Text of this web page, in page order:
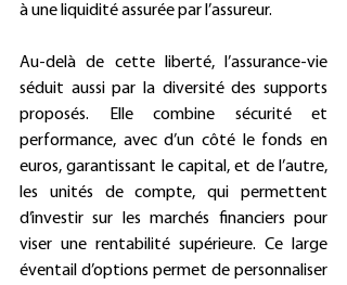
à une liquidité assurée par l’assureur.
Au-delà de cette liberté, l’assurance-vie
séduit aussi par la diversité des supports
proposés. Elle combine sécurité et
performance, avec d’un côté le fonds en
euros, garantissant le capital, et de l’autre,
les unités de compte, qui permettent
d’investir sur les marchés financiers pour
viser une rentabilité supérieure. Ce large
éventail d’options permet de personnaliser